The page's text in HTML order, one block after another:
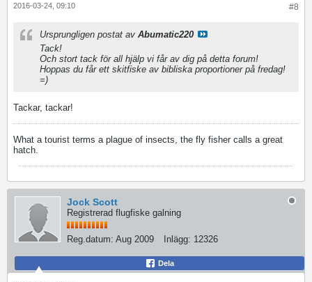
#8
2016-03-24, 09:10
Ursprungligen postat av Abumatic220
Tack!
Och stort tack för all hjälp vi får av dig på detta forum!
Hoppas du får ett skitfiske av bibliska proportioner på fredag!
=)
Tackar, tackar!
What a tourist terms a plague of insects, the fly fisher calls a great
hatch.
Jock Scott
Registrerad flugfiske galning
Reg.datum: Aug 2009 Inlägg: 12326
Dela